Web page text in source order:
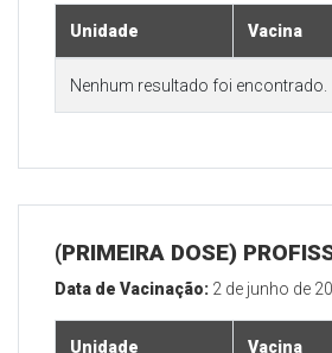
Unidade Vacina
Nenhum resultado foi encontrado.
(PRIMEIRA DOSE)
Data de Vacinação: 2 de junho de
Unidade Vacina